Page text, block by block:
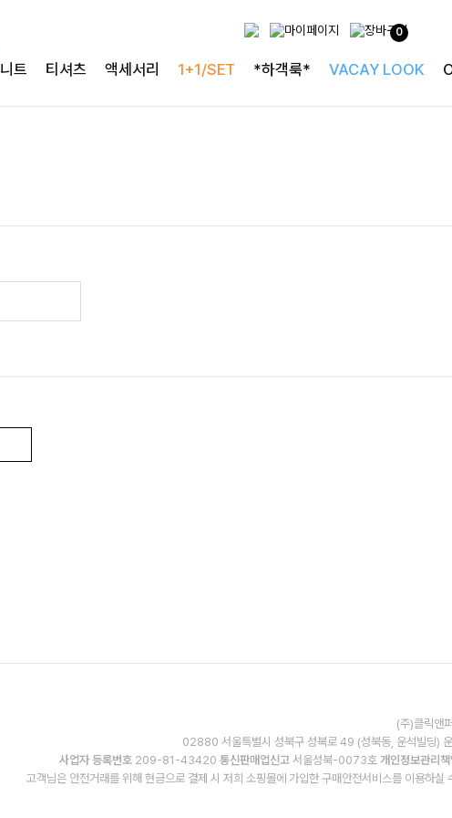
0
니트 티셔츠 액세서리 1+1/SET *하객룩* VACAY LOOK
(주)클릭앤
02880 서울특별시 성북구 성북로 49 (성북동, 운석빌딩)
사업자 등록번호 209-81-43420 통신판매업신고 서울성북-0073호 개인정보관리
고객님은 안전거래를 위해 현금으로 결제 시 저희 소핑몰에 가입한 구매안전서비스를 이용하실